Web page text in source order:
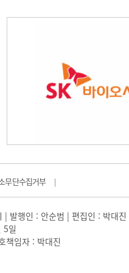
무단수집거부 |
발행인 : 안순범 | 편집인 : 박대진
5일
임자 : 박대진